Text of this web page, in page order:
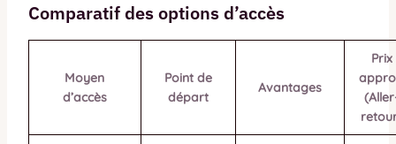
Comparatif des options d’accès
Moyen
d’accès
Point de
départ
Avantages
Prix